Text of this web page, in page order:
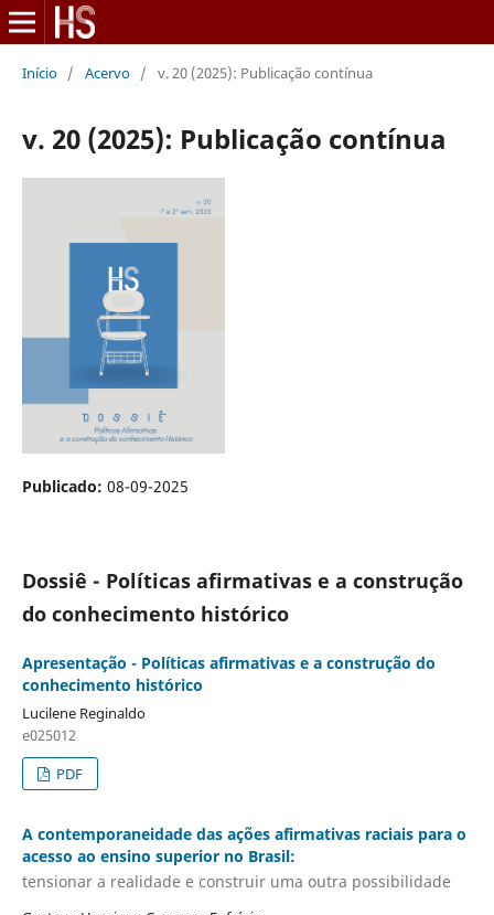
Início / Acervo / v. 20 (2025): Publicação contínua
v. 20 (2025): Publicação contínua
Publicado: 08-09-2025
Dossiê - Políticas afirmativas e a construção
do conhecimento histórico
Apresentação - Políticas afirmativas e a construção do
conhecimento histórico
Lucilene Reginaldo
e025012
PDF
A contemporaneidade das ações afirmativas raciais para o
acesso ao ensino superior no Brasil:
tensionar a realidade e construir uma outra possibilidade